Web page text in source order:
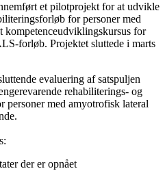
et pilotprojekt for at udvikle
for personer med
kompetenceudviklingskursus for
forløb. Projektet sluttede i marts
evaluering af satspuljen
rehabiliterings- og
med amyotrofisk lateral
der er opnået